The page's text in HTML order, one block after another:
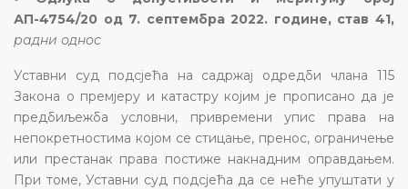
АП-4754/20 од 7. септембра 2022. године, став 41,
радни однос
Уставни суд подсјећа на садржај одредби члана 115
Закона о премјеру и катастру којим је прописано да је
предбиљежба условни, привремени упис права на
непокретностима којом се стицање, пренос, ограничење
или престанак права постиже накнадним оправдањем.
При томе, Уставни суд подсјећа да се неће упуштати у